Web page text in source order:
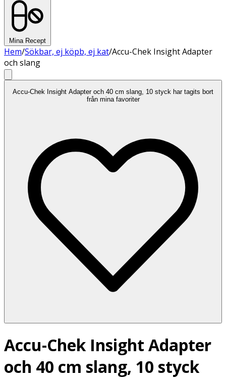
Mina Recept
Hem/Sökbar, ej köpb, ej kat/Accu-Chek Insight Adapter
och slang
Accu-Chek Insight Adapter och 40 cm slang, 10 styck har tagits bort
från mina favoriter
Accu-Chek Insight Adapter
och 40 cm slang, 10 styck